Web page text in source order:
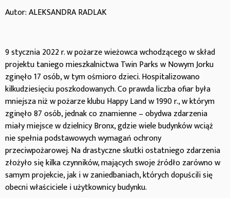
Autor: ALEKSANDRA RADLAK
9 stycznia 2022 r. w pożarze wieżowca wchodzącego w skład
projektu taniego mieszkalnictwa Twin Parks w Nowym Jorku
zginęło 17 osób, w tym ośmioro dzieci. Hospitalizowano
kilkudziesięciu poszkodowanych. Co prawda liczba ofiar była
mniejsza niż w pożarze klubu Happy Land w 1990 r., w którym
zginęło 87 osób, jednak co znamienne – obydwa zdarzenia
miały miejsce w dzielnicy Bronx, gdzie wiele budynków wciąż
nie spełnia podstawowych wymagań ochrony
przeciwpożarowej. Na drastyczne skutki ostatniego zdarzenia
złożyło się kilka czynników, mających swoje źródło zarówno w
samym projekcie, jak i w zaniedbaniach, których dopuścili się
obecni właściciele i użytkownicy budynku.